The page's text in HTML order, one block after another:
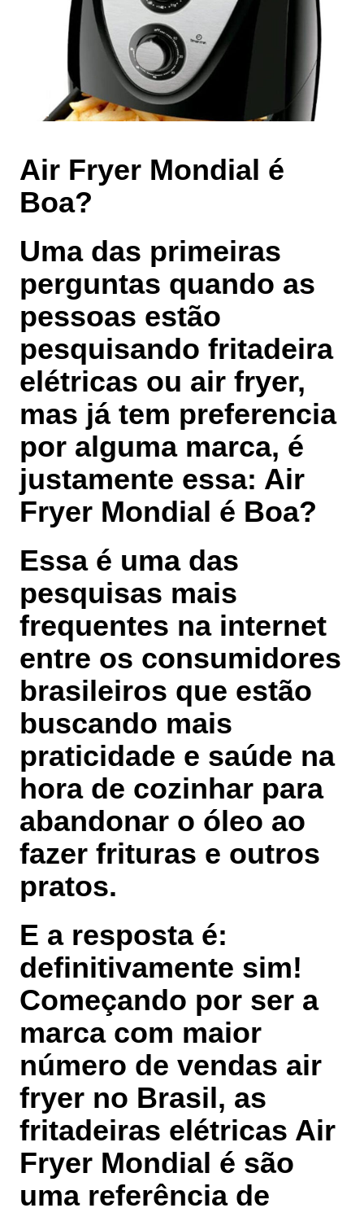
Air Fryer Mondial é
Boa?
Uma das primeiras
perguntas quando as
pessoas estão
pesquisando fritadeira
elétricas ou air fryer,
mas já tem preferencia
por alguma marca, é
justamente essa: Air
Fryer Mondial é Boa?
Essa é uma das
pesquisas mais
frequentes na internet
entre os consumidores
brasileiros que estão
buscando mais
praticidade e saúde na
hora de cozinhar para
abandonar o óleo ao
fazer frituras e outros
pratos.
E a resposta é:
definitivamente sim!
Começando por ser a
marca com maior
número de vendas air
fryer no Brasil, as
fritadeiras elétricas Air
Fryer Mondial é são
uma referência de